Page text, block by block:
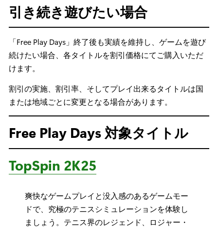
引き続き遊びたい場合
「Free Play Days」終了後も実績を維持し、ゲームを遊び
続けたい場合、各タイトルを割引価格にてご購入いただ
けます。
割引の実施、割引率、そしてプレイ出来るタイトルは国
または地域ごとに変更となる場合があります。
Free Play Days 対象タイトル
TopSpin 2K25
爽快なゲームプレイと没入感のあるゲームモー
ドで、究極のテニスシミュレーションを体験し
ましょう。テニス界のレジェンド、ロジャー・